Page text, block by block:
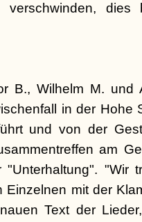
verschwinden,
B., Wilhelm M. und
in der Hohe
und von der
am
"Wir
Einzelnen mit der
Text der